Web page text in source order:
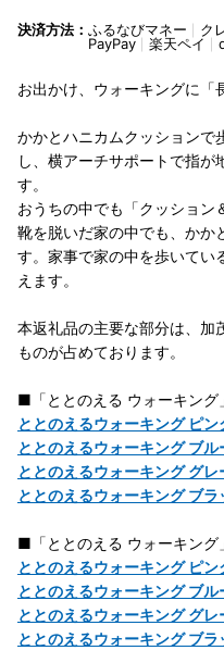
決済方法： ふるなびマネー ク
PayPay
楽天ペイ
お出かけ、ウォーキングに「
かかとハニカムクッションで
し、横アーチサポートで指が
す。
おうちの中でも「クッション
靴を脱いだ家の中でも、かか
す。家事で家の中を歩いてい
えます。
本返礼品の主要な部分は、加
ものが占めております。
■「ととのえる ウォーキン
ととのえるウォーキング ピン
ととのえるウォーキング ブル
ととのえるウォーキング グレ
ととのえるウォーキング ブラ
■「ととのえる ウォーキン
ととのえるウォーキング ピン
ととのえるウォーキング ブル
ととのえるウォーキング グレ
ととのえるウォーキング ブラ